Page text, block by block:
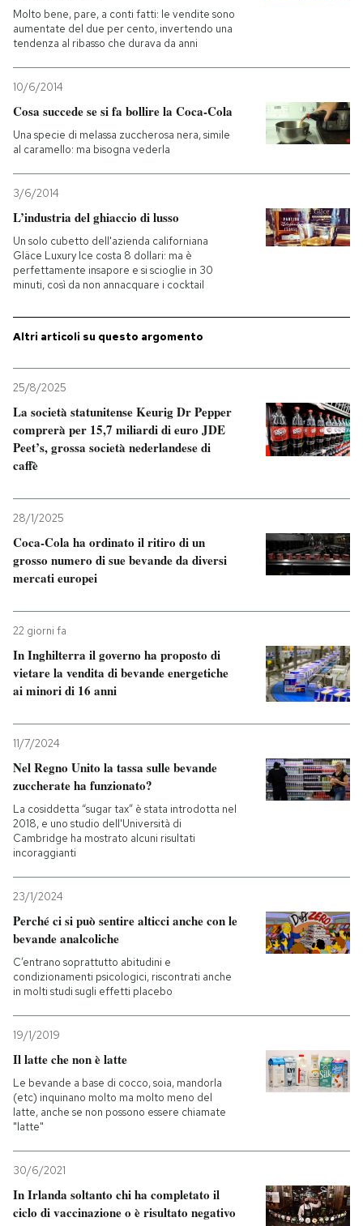
CALENDARIO
AREA PERSONALE
Entra
Molto bene, pare, a conti fatti: le vendite sono
aumentate del due per cento, invertendo una
tendenza al ribasso che durava da anni
10/6/2014
Cosa succede se si fa bollire la Coca-Cola
Una specie di melassa zuccherosa nera, simile
al caramello: ma bisogna vederla
3/6/2014
L’industria del ghiaccio di lusso
Un solo cubetto dell'azienda californiana
Gläce Luxury Ice costa 8 dollari: ma è
perfettamente insapore e si scioglie in 30
minuti, così da non annacquare i cocktail
Altri articoli su questo argomento
25/8/2025
La società statunitense Keurig Dr Pepper
comprerà per 15,7 miliardi di euro JDE
Peet’s, grossa società nederlandese di
caffè
28/1/2025
Coca-Cola ha ordinato il ritiro di un
grosso numero di sue bevande da diversi
mercati europei
22 giorni fa
In Inghilterra il governo ha proposto di
vietare la vendita di bevande energetiche
ai minori di 16 anni
11/7/2024
Nel Regno Unito la tassa sulle bevande
zuccherate ha funzionato?
La cosiddetta “sugar tax” è stata introdotta nel
2018, e uno studio dell'Università di
Cambridge ha mostrato alcuni risultati
incoraggianti
23/1/2024
Perché ci si può sentire alticci anche con le
bevande analcoliche
C’entrano soprattutto abitudini e
condizionamenti psicologici, riscontrati anche
in molti studi sugli effetti placebo
19/1/2019
Il latte che non è latte
Le bevande a base di cocco, soia, mandorla
(etc) inquinano molto ma molto meno del
latte, anche se non possono essere chiamate
"latte"
30/6/2021
In Irlanda soltanto chi ha completato il
ciclo di vaccinazione o è risultato negativo